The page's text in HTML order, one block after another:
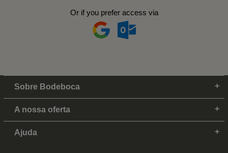
Or if you prefer access via
Sobre Bodeboca
A nossa oferta
Ajuda